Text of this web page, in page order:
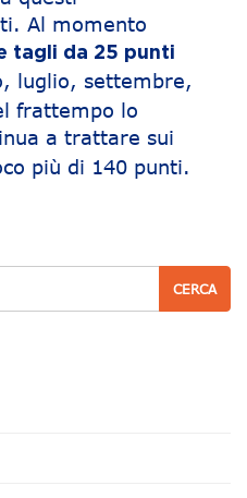
Al momento
tagli da 25 punti
luglio, settembre,
frattempo lo
a trattare sui
più di 140 punti.